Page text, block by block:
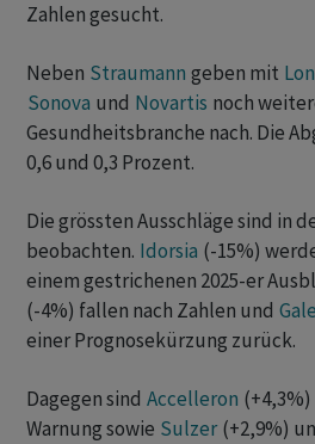
Zahlen gesucht.
Neben Straumann geben mit
Sonova und Novartis noch
Gesundheitsbranche nach. Die
0,6 und 0,3 Prozent.
Die grössten Ausschläge sind in
beobachten. Idorsia (-15%)
einem gestrichenen 2025-er
(-4%) fallen nach Zahlen und
einer Prognosekürzung zurück.
Dagegen sind Accelleron
Warnung sowie Sulzer (+2,9%)